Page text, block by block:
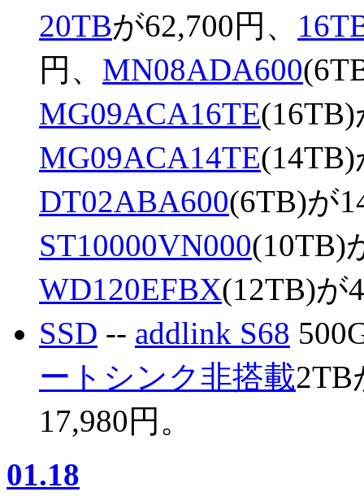
20TBが62,700円、
円、 MN08ADA600
MG09ACA16TE(16TB)
MG09ACA14TE(14TB)
DT02ABA600(6TB)が
ST10000VN000(10TB)
WD120EFBX(12TB)が
SSD -- addlink S68
ートシンク非搭載2TB
17,980円。
01.18